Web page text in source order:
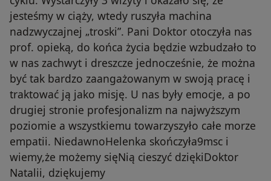
jesteśmy w ciąży, wtedy ruszyła machina
nadzwyczajnej „troski”. Pani Doktor otoczyła nas
prof. opieką, do końca życia będzie wzbudzało to
w nas zachwyt i dreszcze jednocześnie, że można
być tak bardzo zaangażowanym w swoją pracę i
traktować ją jako misję. U nas były emocje, a po
drugiej stronie profesjonalizm na najwyższym
poziomie a wszystkiemu towarzyszyło całe morze
empatii. NiedawnoHelenka skończyła9msc i
wiemy,że możemy sięNią cieszyć dziękiDoktor
Natalii, dziękujemy